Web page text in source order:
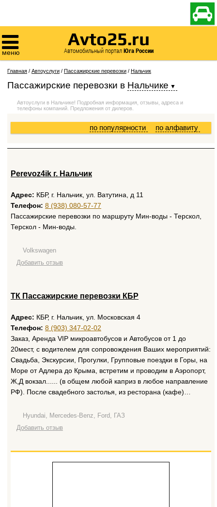


меню
Avto25.ru
Автомобильный порталЮга России
Главная / Автоуслуги / Пассажирские перевозки / Нальчик
Пассажирские перевозки в Нальчике
Автоуслуги в Нальчике! Подробная информация, отзывы, адреса и
телефоны компаний. Предложения от дилеров.
по алфавиту
по популярности
Perevoz4ik г. Нальчик
Адрес: КБР, г. Нальчик, ул. Ватутина, д 11
Телефон: 8 (938) 080-57-77
Пассажирские перевозки по маршруту Мин-воды - Терскол,
Терскол - Мин-воды.
Volkswagen
Добавить отзыв
ТК Пассажирские перевозки КБР
Адрес: КБР, г. Нальчик, ул. Московская 4
Телефон: 8 (903) 347-02-02
Заказ, Аренда VIP микроавтобусов и Автобусов от 1 до
20мест, с водителем для сопровождения Ваших мероприятий:
Свадьба, Экскурсии, Прогулки, Групповые поездки в Горы, на
Море от Адлера до Крыма, встретим и проводим в Аэропорт,
Ж,Д вокзал...... (в общем любой каприз в любое направление
РФ). После свадебного застолья, из ресторана (кафе)…
Hyundai, Mercedes-Benz, Ford, ГАЗ
Добавить отзыв